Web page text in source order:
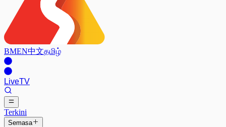
BMEN中文தமிழ்
LiveTV
Terkini
Semasa